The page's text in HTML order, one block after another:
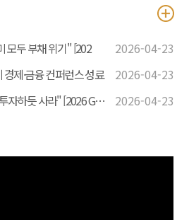
모두 부채 위기" [202
2026-04-23
제·금융 컨퍼런스 성료
2026-04-23
비트코인 대가 아모스 "스타트업 투자하듯 사라" [2026 GFC]
2026-04-23